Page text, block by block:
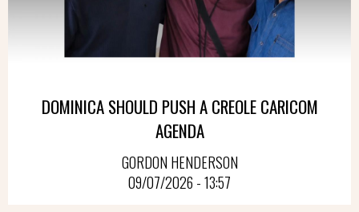
DOMINICA SHOULD PUSH A CREOLE CARICOM
AGENDA
GORDON HENDERSON
09/07/2026 - 13:57